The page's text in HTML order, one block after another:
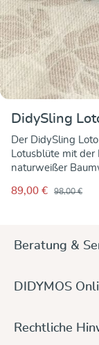
DidySling
Der DidySling
Lotusblüte mit
naturweißer
stabil – ideal für
euch durch den
Leinen und viel
89,00 € 98,00 €
Beratung &
DIDYMOS
Rechtliche